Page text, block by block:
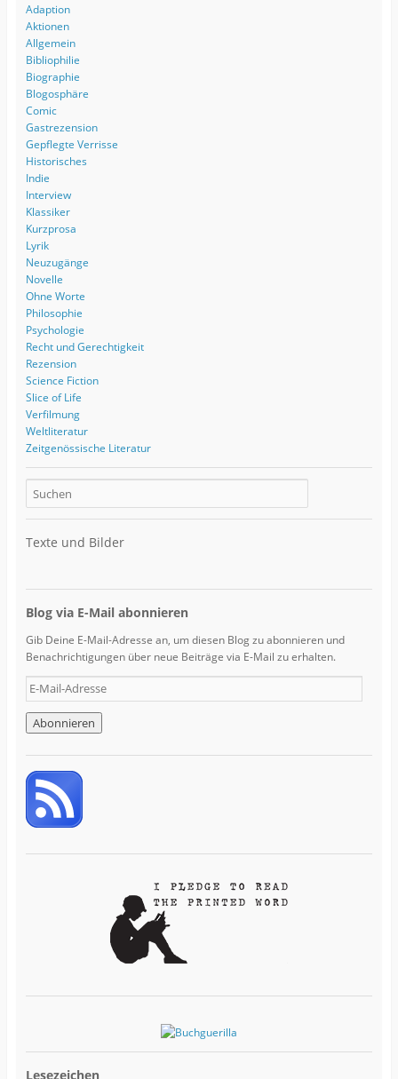
Adaption
Aktionen
Allgemein
Bibliophilie
Biographie
Blogosphäre
Comic
Gastrezension
Gepflegte Verrisse
Historisches
Indie
Interview
Klassiker
Kurzprosa
Lyrik
Neuzugänge
Novelle
Ohne Worte
Philosophie
Psychologie
Recht und Gerechtigkeit
Rezension
Science Fiction
Slice of Life
Verfilmung
Weltliteratur
Zeitgenössische Literatur
Texte und Bilder
Blog via E-Mail abonnieren
Gib Deine E-Mail-Adresse an, um diesen Blog zu abonnieren und
Benachrichtigungen über neue Beiträge via E-Mail zu erhalten.
E
-
M
a
i
-
d
e
Lesezeichen